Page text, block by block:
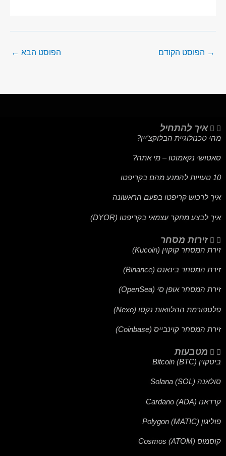
→ הפוסט הקודם הפוסט הבא ←
איך להתחיל
מהי טכנולוגיית הבלוקצ'יין?
סאטושי נקאמוטו – מי אתה?
10 טעויות להמנע מהם בקריפטו
איך לרכוש קריפטו בפעם הראשונה
איך לבצע מחקר עצמאי בקריפטו (DYOR)
זירות מסחר
זירת המסחר קוקוין (Kucoin)
זירת המסחר בינאנס (Binance)
זירת המסחר אופן סי (OpenSea)
פלטפורמת ההלוואות נקסו (Nexo)
זירת המסחר קוינבייס (Coinbase)
מטבעות
ביטקוין (BTC) Bitcoin
סולאנה (SOL) Solana
קרדאנו (ADA) Cardano
פוליגון (MATIC) Polygon
קוסמוס (ATOM) Cosmos